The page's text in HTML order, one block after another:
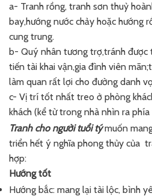
a- Tranh rồng, tranh sơn thuỷ
bay,hướng nước chảy hoặc hướng
cung trung.
b- Quý nhân tương trợ,tránh được
tiến tài khai vận,gia đình viên
làm quan rất lợi cho đường danh
c- Vị trí tốt nhất treo ở phòng
khách (kể từ trong nhà nhìn ra
Tranh cho người tuổi týmuốn
triển hết ý nghĩa phong thủy của
hợp:
Hướng tốt
Hướng bắc: mang lại tài lộc, bình